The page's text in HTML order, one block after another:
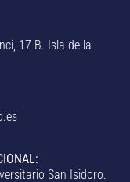
17-B. Isla de la
San Isidoro.